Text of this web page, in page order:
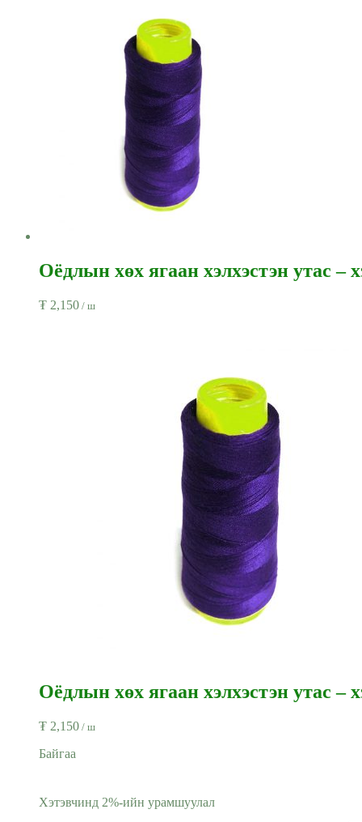
Оёдлын хөх ягаан хэлхэстэн утас –
₮ 2,150 / ш
Оёдлын хөх ягаан хэлхэстэн утас –
₮ 2,150 / ш
Байгаа
Хэтэвчинд 2%-ийн урамшуулал